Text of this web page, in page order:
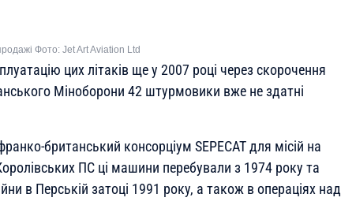
Фото: Jet Art Aviation Ltd
цих літаків ще у 2007 році через скорочення
Міноборони 42 штурмовики вже не здатні
британський консорціум SEPECAT для місій на
ПС ці машини перебували з 1974 року та
в Перській затоці 1991 року, а також в операціях над